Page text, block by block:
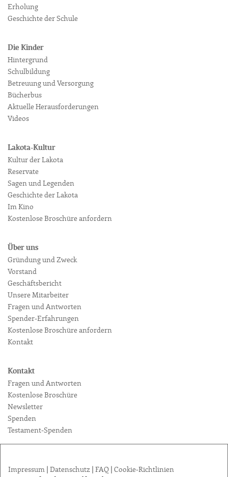
Erholung
Geschichte der Schule
Die Kinder
Hintergrund
Schulbildung
Betreuung und Versorgung
Bücherbus
Aktuelle Herausforderungen
Videos
Lakota-Kultur
Kultur der Lakota
Reservate
Sagen und Legenden
Geschichte der Lakota
Im Kino
Kostenlose Broschüre anfordern
Über uns
Gründung und Zweck
Vorstand
Geschäftsbericht
Unsere Mitarbeiter
Fragen und Antworten
Spender-Erfahrungen
Kostenlose Broschüre anfordern
Kontakt
Kontakt
Fragen und Antworten
Kostenlose Broschüre
Newsletter
Spenden
Testament-Spenden
Impressum Datenschutz FAQ
Cookie-Richtlinien